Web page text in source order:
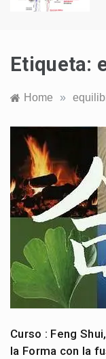
Etiqueta:
Home »
Curso : Feng
la Forma con la